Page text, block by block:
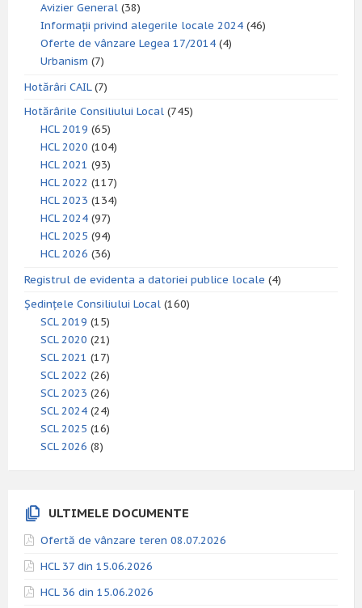
Avizier General (38)
Informații privind alegerile locale 2024 (46)
Oferte de vânzare Legea 17/2014 (4)
Urbanism (7)
Hotărâri CAIL(7)
Hotărârile Consiliului Local (745)
HCL 2019 (65)
HCL 2020 (104)
HCL 2021 (93)
HCL 2022 (117)
HCL 2023 (134)
HCL 2024 (97)
HCL 2025 (94)
HCL 2026 (36)
Registrul de evidenta a datoriei publice locale (4)
Ședințele Consiliului Local (160)
SCL 2019 (15)
SCL 2020 (21)
SCL 2021 (17)
SCL 2022 (26)
SCL 2023 (26)
SCL 2024 (24)
SCL 2025 (16)
SCL 2026 (8)
ULTIMELE DOCUMENTE
Ofertă de vânzare teren 08.07.2026
HCL 37 din 15.06.2026
HCL 36 din 15.06.2026